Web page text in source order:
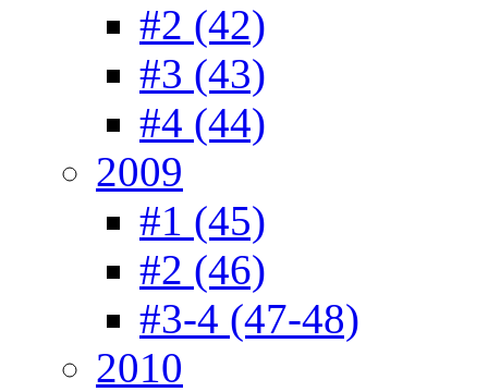
#2 (42)
#3 (43)
#4 (44)
2009
#1 (45)
#2 (46)
#3-4 (47-48)
2010